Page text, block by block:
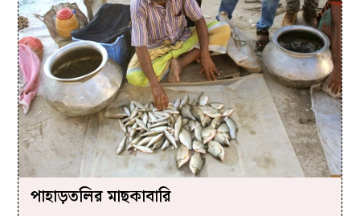
পাহাড়তলির মাছকাবারি